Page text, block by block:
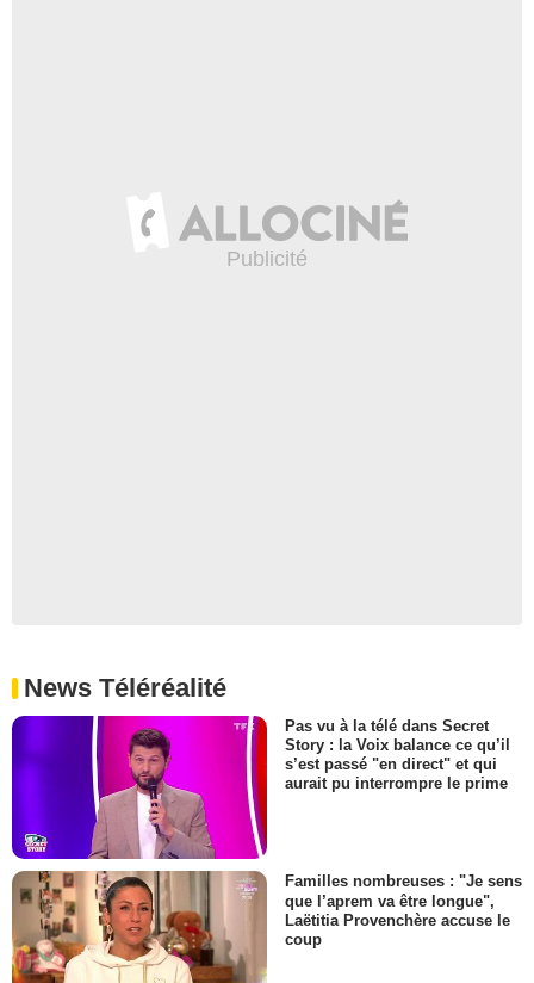
News Téléréalité
Pas vu à la télé dans Secret
Story : la Voix balance ce qu’il
s’est passé "en direct" et qui
aurait pu interrompre le prime
Familles nombreuses : "Je sens
que l’aprem va être longue",
Laëtitia Provenchère accuse le
coup